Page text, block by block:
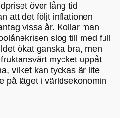
över lång tid
att det följt inflationen
vissa år. Kollar man
slog till med full
ökat ganska bra, men
mycket uppåt
vilket kan tyckas är lite
på läget i världsekonomin